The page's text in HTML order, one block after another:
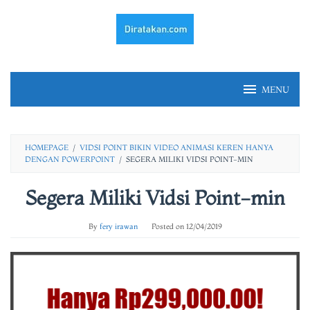
MENU
HOMEPAGE / VIDSI POINT BIKIN VIDEO ANIMASI KEREN HANYA
DENGAN POWERPOINT / SEGERA MILIKI VIDSI POINT-MIN
Segera Miliki Vidsi Point-min
By fery irawan Posted on 12/04/2019